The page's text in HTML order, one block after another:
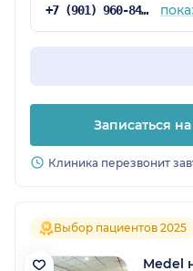
+7 (901) 960-84-71
Записаться
Клиника перезвонит
Выбор пациентов 2025
Medel